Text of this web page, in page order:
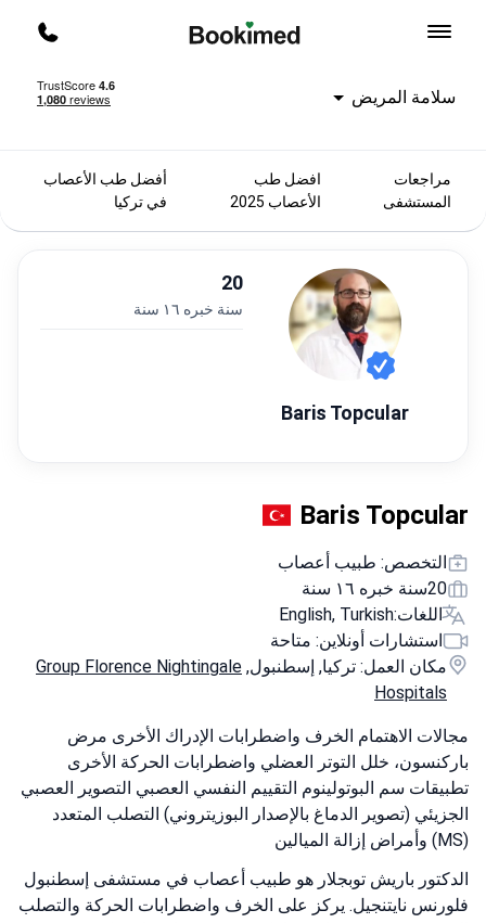
سلامة المريض
مراجعات
المستشفى
افضل طب
الأعصاب 2025
أفضل طب الأعصاب
في تركيا
Baris Topcular
20
سنة خبره ١٦ سنة
Baris Topcular
التخصص: طبيب أعصاب
20سنة خبره ١٦ سنة
اللغات:English, Turkish
استشارات أونلاين: متاحة
مكان العمل: تركيا, إسطنبول, Group Florence Nightingale
Hospitals
مجالات الاهتمام الخرف واضطرابات الإدراك الأخرى مرض
باركنسون، خلل التوتر العضلي واضطرابات الحركة الأخرى
تطبيقات سم البوتولينوم التقييم النفسي العصبي التصوير العصبي
الجزيئي (تصوير الدماغ بالإصدار البوزيتروني) التصلب المتعدد
(MS) وأمراض إزالة الميالين
الدكتور باريش توبجلار هو طبيب أعصاب في مستشفى إسطنبول
فلورنس نايتنجيل. يركز على الخرف واضطرابات الحركة والتصلب